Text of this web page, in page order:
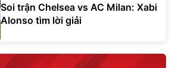
Soi trận Chelsea vs AC Milan: Xabi
Alonso tìm lời giải